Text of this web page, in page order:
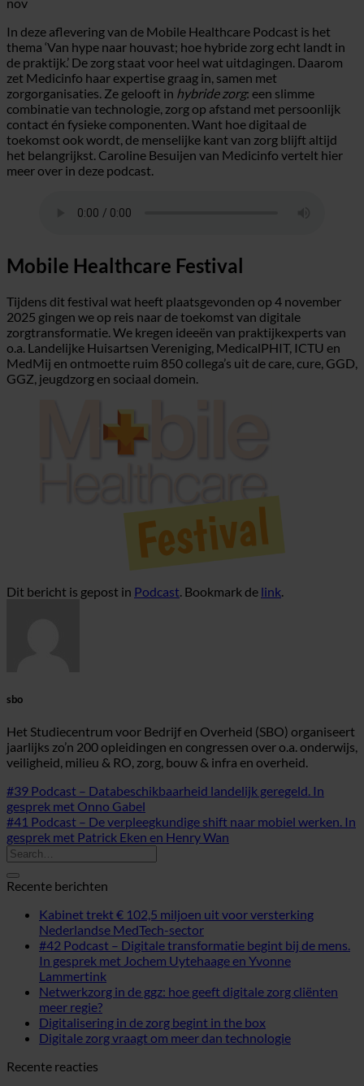
In deze aflevering van de Mobile Healthcare Podcast is het
thema ‘Van hype naar houvast; hoe hybride zorg echt landt in
de praktijk.’ De zorg staat voor heel wat uitdagingen. Daarom
zet Medicinfo haar expertise graag in, samen met
zorgorganisaties. Ze gelooft in hybride zorg: een slimme
combinatie van technologie, zorg op afstand met persoonlijk
contact én fysieke componenten. Want hoe digitaal de
toekomst ook wordt, de menselijke kant van zorg blijft altijd
het belangrijkst. Caroline Besuijen van Medicinfo vertelt hier
meer over in deze podcast.
Mobile Healthcare Festival
Tijdens dit festival wat heeft plaatsgevonden op 4 november
2025 gingen we op reis naar de toekomst van digitale
zorgtransformatie. We kregen ideeën van praktijkexperts van
o.a. Landelijke Huisartsen Vereniging, MedicalPHIT, ICTU en
MedMij en ontmoette ruim 850 collega’s uit de care, cure, GGD,
GGZ, jeugdzorg en sociaal domein.
Dit bericht is gepost in Podcast . Bookmark de link
sbo
Het Studiecentrum voor Bedrijf en Overheid (SBO) organiseert
jaarlijks zo’n 200 opleidingen en congressen over o.a. onderwijs,
veiligheid, milieu & RO, zorg, bouw & infra en overheid.
#39 Podcast – Databeschikbaarheid landelijk geregeld. In
gesprek met Onno Gabel
#41 Podcast – De verpleegkundige shift naar mobiel werken. In
gesprek met Patrick Eken en Henry Wan
Recente berichten
Kabinet trekt € 102,5 miljoen uit voor versterking
Nederlandse MedTech-sector
#42 Podcast – Digitale transformatie begint bij de mens.
In gesprek met Jochem Uytehaage en Yvonne
Lammertink
Netwerkzorg in de ggz: hoe geeft digitale zorg cliënten
meer regie?
Digitalisering in de zorg begint in the box
Digitale zorg vraagt om meer dan technologie
Recente reacties